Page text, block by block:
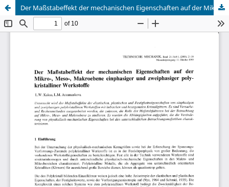
Der Maßstabeffekt der mechanischen Eigenschaften auf der Mikro-, Meso-‚ Makroebene einphasiger und zweiphasiger polykristalliner Werkstoffe